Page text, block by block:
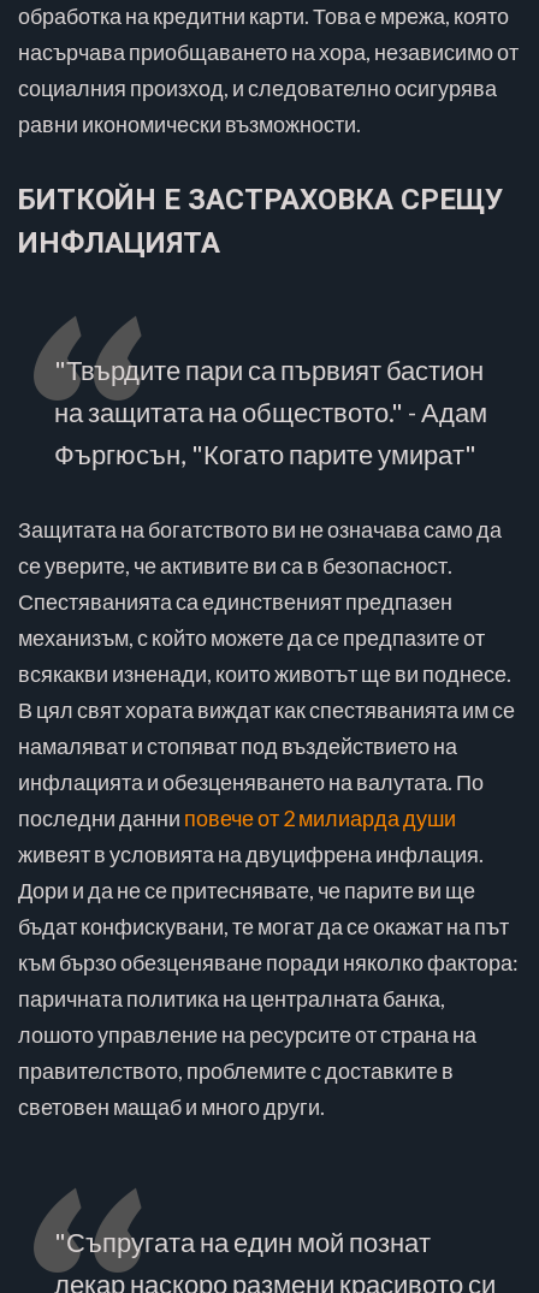
обработка на кредитни карти. Това е мрежа, която
насърчава приобщаването на хора, независимо от
социалния произход, и следователно осигурява
равни икономически възможности.
БИТКОЙН Е ЗАСТРАХОВКА СРЕЩУ
ИНФЛАЦИЯТА
"Твърдите пари са първият бастион
на защитата на обществото." - Адам
Фъргюсън, "Когато парите умират"
Защитата на богатството ви не означава само да
се уверите, че активите ви са в безопасност.
Спестяванията са единственият предпазен
механизъм, с който можете да се предпазите от
всякакви изненади, които животът ще ви поднесе.
В цял свят хората виждат как спестяванията им се
намаляват и стопяват под въздействието на
инфлацията и обезценяването на валутата. По
последни данни повече от 2 милиарда души
живеят в условията на двуцифрена инфлация.
Дори и да не се притеснявате, че парите ви ще
бъдат конфискувани, те могат да се окажат на път
към бързо обезценяване поради няколко фактора:
паричната политика на централната банка,
лошото управление на ресурсите от страна на
правителството, проблемите с доставките в
световен мащаб и много други.
"Съпругата на един мой познат
лекар наскоро размени красивото си